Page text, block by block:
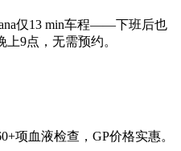
仅13 min车程——下班后也
9点，无需预约。
项血液检查，GP价格实惠。